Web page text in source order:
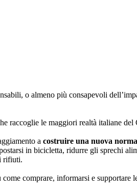
o almeno più consapevoli
raccoglie le maggiori realtà italiane
a costruire una nuova
in bicicletta, ridurre gli sprechi
rifiuti.
come comprare, informarsi e supportare